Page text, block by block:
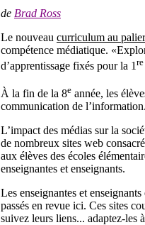
de Brad Ross
Le nouveau curriculum au
compétence médiatique.
d’apprentissage fixés pour la 1 re
À la fin de la 8e année, les
communication de l’information.
L’impact des médias sur la
de nombreux sites web
aux élèves des écoles
enseignantes et enseignants.
Les enseignantes et
passés en revue ici. Ces sites
suivez leurs liens... adaptez-les